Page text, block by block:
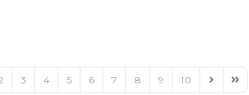
3 4 5 6 7 8 9 10